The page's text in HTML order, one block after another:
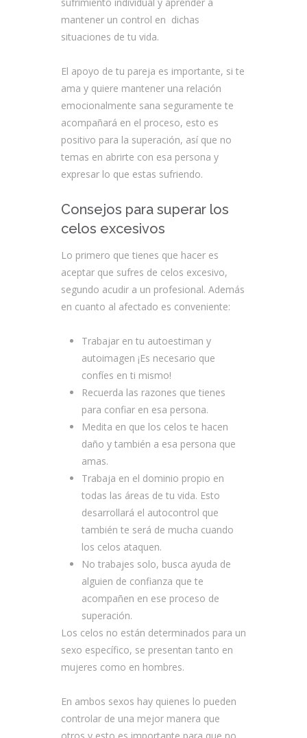
mantener un control en dichas
situaciones de tu vida.
El apoyo de tu pareja es importante, si te
ama y quiere mantener una relación
emocionalmente sana seguramente te
acompañará en el proceso, esto es
positivo para la superación, así que no
temas en abrirte con esa persona y
expresar lo que estas sufriendo.
Consejos para superar los
celos excesivos
Lo primero que tienes que hacer es
aceptar que sufres de celos excesivo,
segundo acudir a un profesional. Además
en cuanto al afectado es conveniente:
Trabajar en tu autoestiman y
autoimagen ¡Es necesario que
confíes en ti mismo!
Recuerda las razones que tienes
para confiar en esa persona.
Medita en que los celos te hacen
daño y también a esa persona que
amas.
Trabaja en el dominio propio en
todas las áreas de tu vida. Esto
desarrollará el autocontrol que
también te será de mucha cuando
los celos ataquen.
No trabajes solo, busca ayuda de
alguien de confianza que te
acompañen en ese proceso de
superación.
Los celos no están determinados para un
sexo específico, se presentan tanto en
mujeres como en hombres.
En ambos sexos hay quienes lo pueden
controlar de una mejor manera que